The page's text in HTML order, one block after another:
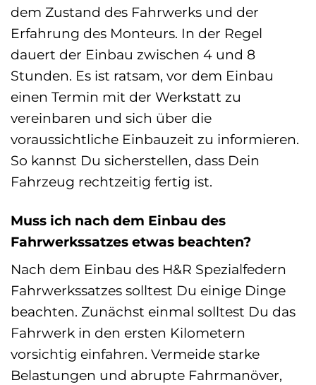
dem Zustand des Fahrwerks und der
Erfahrung des Monteurs. In der Regel
dauert der Einbau zwischen 4 und 8
Stunden. Es ist ratsam, vor dem Einbau
einen Termin mit der Werkstatt zu
vereinbaren und sich über die
voraussichtliche Einbauzeit zu informieren.
So kannst Du sicherstellen, dass Dein
Fahrzeug rechtzeitig fertig ist.
Muss ich nach dem Einbau des
Fahrwerkssatzes etwas beachten?
Nach dem Einbau des H&R Spezialfedern
Fahrwerkssatzes solltest Du einige Dinge
beachten. Zunächst einmal solltest Du das
Fahrwerk in den ersten Kilometern
vorsichtig einfahren. Vermeide starke
Belastungen und abrupte Fahrmanöver,